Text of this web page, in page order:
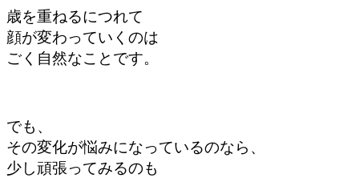
歳を重ねるにつれて
顔が変わっていくのは
ごく自然なことです。
でも、
その変化が悩みになっているのなら、
少し頑張ってみるのも